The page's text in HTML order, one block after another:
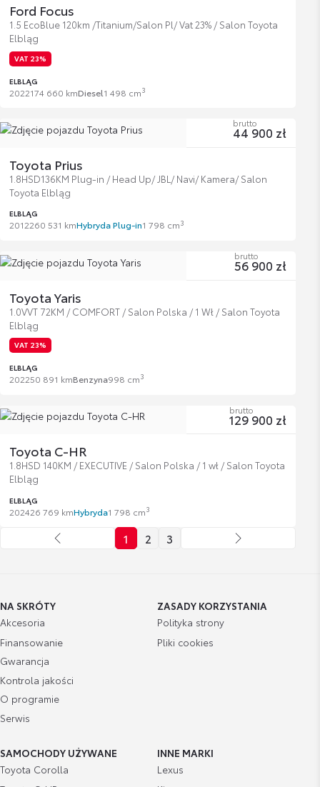
Ford Focus
1.5 EcoBlue 120km /Titanium/Salon Pl/ Vat 23% / Salon Toyota
Elbląg
VAT 23%
ELBLĄG
2022174 660 kmDiesel1 498 cm3
Toyota Prius
1.8HSD136KM Plug-in / Head Up/ JBL/ Navi/ Kamera/ Salon
Toyota Elbląg
ELBLĄG
2012260 531 kmHybryda Plug-in1 798 cm3
brutto
44 900 zł
Toyota Yaris
1.0VVT 72KM / COMFORT / Salon Polska / 1 Wł / Salon Toyota
Elbląg
VAT 23%
ELBLĄG
202250 891 kmBenzyna998 cm3
brutto
56 900 zł
Toyota C-HR
1.8HSD 140KM / EXECUTIVE / Salon Polska / 1 wł / Salon Toyota
Elbląg
ELBLĄG
202426 769 kmHybryda1 798 cm3
brutto
129 900 zł
1 2 3
NA SKRÓTY
Akcesoria
Finansowanie
Gwarancja
Kontrola jakości
O programie
Serwis
ZASADY KORZYSTANIA
Polityka strony
Pliki cookies
SAMOCHODY UŻYWANE
Toyota Corolla
INNE MARKI
Lexus